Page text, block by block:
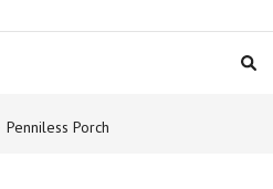
Penniless Porch